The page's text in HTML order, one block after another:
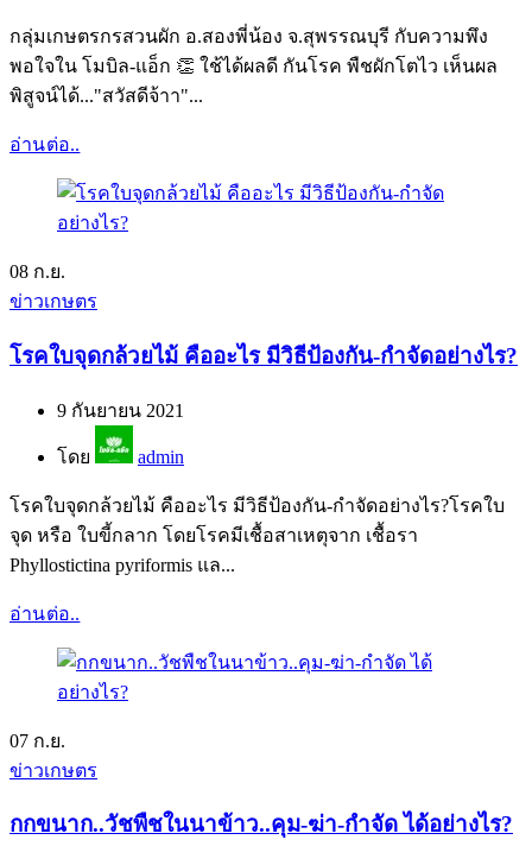
กลุ่มเกษตรกรสวนผัก อ.สองพี่น้อง จ.สุพรรณบุรี กับความพึง
พอใจใน โมบิล-แอ็ก 👏 ใช้ได้ผลดี กันโรค พืชผักโตไว เห็นผล
พิสูจน์ได้..."สวัสดีจ้าา"...
อ่านต่อ..
08 ก.ย.
ข่าวเกษตร
โรคใบจุดกล้วยไม้ คืออะไร มีวิธีป้องกัน-กำจัดอย่างไร?
9 กันยายน 2021
โดย admin
โรคใบจุดกล้วยไม้ คืออะไร มีวิธีป้องกัน-กำจัดอย่างไร?โรคใบ
จุด หรือ ใบขี้กลาก โดยโรคมีเชื้อสาเหตุจาก เชื้อรา
Phyllostictina pyriformis แล...
อ่านต่อ..
07 ก.ย.
ข่าวเกษตร
กกขนาก..วัชพืชในนาข้าว..คุม-ฆ่า-กำจัด ได้อย่างไร?